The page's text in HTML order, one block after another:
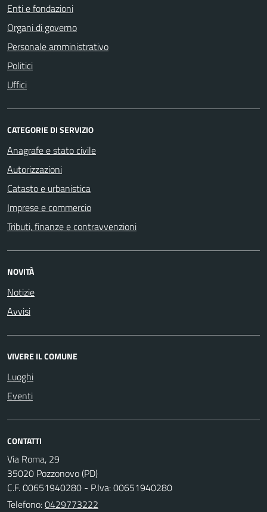
Enti e fondazioni
Organi di governo
Personale amministrativo
Politici
Uffici
CATEGORIE DI SERVIZIO
Anagrafe e stato civile
Autorizzazioni
Catasto e urbanistica
Imprese e commercio
Tributi, finanze e contravvenzioni
NOVITÀ
Notizie
Avvisi
VIVERE IL COMUNE
Luoghi
Eventi
CONTATTI
Via Roma, 29
35020 Pozzonovo (PD)
C.F. 00651940280 - P.Iva: 00651940280
Telefono:0429773222